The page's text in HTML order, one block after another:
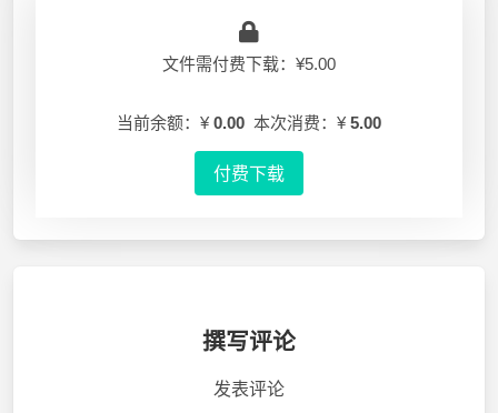
文件需付费下载：¥5.00
当前余额：¥ 0.00 本次消费：¥ 5.00
付费下载
撰写评论
发表评论